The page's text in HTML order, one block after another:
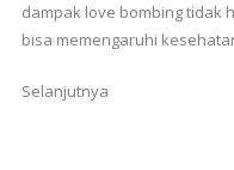
dampak love bombing tidak
bisa memengaruhi
Selanjutnya